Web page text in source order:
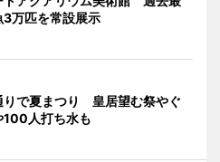
3万匹を常設展示
りで夏まつり 皇居望む祭やぐ
100人打ち水も